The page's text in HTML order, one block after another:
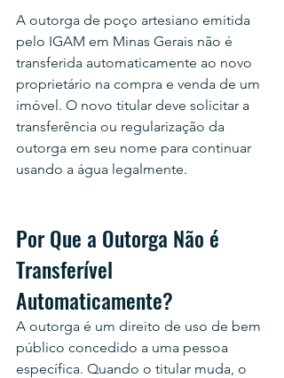
A outorga de poço artesiano emitida
pelo IGAM em Minas Gerais não é
transferida automaticamente ao novo
proprietário na compra e venda de um
imóvel. O novo titular deve solicitar a
transferência ou regularização da
outorga em seu nome para continuar
usando a água legalmente.
Por Que a Outorga Não é
Transferível
Automaticamente?
A outorga é um direito de uso de bem
público concedido a uma pessoa
específica. Quando o titular muda, o